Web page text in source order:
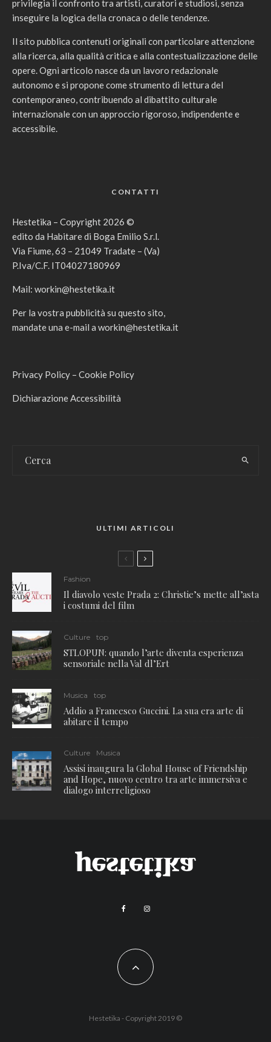
privilegia il confronto tra artisti, curatori e studiosi, senza
inseguire la logica della cronaca o delle tendenze.
Il sito pubblica contenuti originali con particolare attenzione
alla ricerca, alla qualità critica e alla contestualizzazione delle
opere. Ogni articolo nasce da un lavoro redazionale
autonomo e si propone come strumento di lettura del
contemporaneo, contribuendo al dibattito culturale
internazionale con un approccio rigoroso, indipendente e
accessibile.
CONTATTI
Hestetika – Copyright 2026 ©
edito da Habitare di Boga Emilio S.r.l.
Via Fiume, 63 – 21049 Tradate – (Va)
P.Iva/C.F. IT04027180969
Mail: workin@hestetika.it
Per la vostra pubblicità su questo sito,
mandate una e-mail a workin@hestetika.it
Privacy Policy – Cookie Policy
Dichiarazione Accessibilità
ULTIMI ARTICOLI
Fashion
Il diavolo veste Prada 2: Christie’s mette all’asta
i costumi del film
Culture top
STLOPUN: quando l’arte diventa esperienza
sensoriale nella Val dl’Ert
Musica top
Addio a Francesco Guccini. La sua era arte di
abitare il tempo
Culture Musica
Assisi inaugura la Global House of Friendship
and Hope, nuovo centro tra arte immersiva e
dialogo interreligioso
Hestetika - Copyright 2019 ©